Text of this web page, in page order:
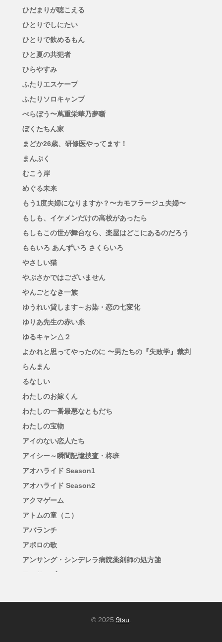
ひだまりが聴こえる
ひとりでしにたい
ひとりで飲めるもん
ひと夏の共犯者
ひらやすみ
ふたりエスケープ
ふたりソロキャンプ
べらぼう〜蔦重栄華乃夢噺
ぼくたちん家
まどか26歳、研修医やってます！
まんぷく
むこう岸
めぐる未来
もう1度夫婦になりますか？〜カモフラージュ夫婦〜
もしも、イケメンだけの高校があったら
もしもこの世が舞台なら、楽屋はどこにあるのだろう
ももいろ あんずいろ さくらいろ
やさしい猫
やぶさかではございません
やんごとなき一族
ゆうれい貸します～お染・恋の七変化
ゆりあ先生の赤い糸
ゆるキャン△２
よかれと思ってやったのに 〜男たちの『失敗学』裁判
らんまん
るなしい
わたしのお嫁くん
わたしの一番最悪なともだち
わたしの宝物
アイのない恋人たち
アイシー～瞬間記憶捜査・柊班
アオハライド Season1
アオハライド Season2
アクマゲーム
アトムの童（こ）
アバランチ
アポロの歌
アンサング・シンデレラ病院薬剤師の処方箋
アンサンブル
アンメット ある脳外科医の日記
イグナイト -法の無法者-© 2025 9tsu.